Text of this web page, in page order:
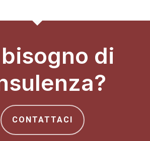
di
CONTATTACI